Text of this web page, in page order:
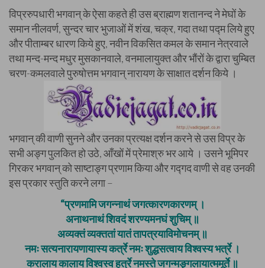
विप्ररुपधारी भगवान् के ऐसा कहते ही उस ब्राह्मण शतानन्द ने मेघों के
समान नीलवर्ण, सुन्दर चार भुजाओं में शंख, चक्र, गदा तथा पद्म लिये हुए
और पीताम्बर धारण किये हुए, नवीन विकसित कमल के समान नेत्रवाले
तथा मन्द-मन्द मधुर मुसकानवाले, वनमालायुक्त और भौंरों के द्वारा चुम्बित
चरण-कमलवाले पुरुषोत्तम भगवान् नारायण के साक्षात दर्शन किये ।
भगवान् की वाणी सुनने और उनका प्रत्यक्ष दर्शन करने से उस विप्र के
सभी अङ्ग पुलकित हो उठे, आँखों में प्रेमाश्रु भर आये । उसने भूमिपर
गिरकर भगवान् को साष्टाङ्ग प्रणाम किया और गद्गद वाणी से वह उनकी
इस प्रकार स्तुति करने लगा –
“प्रणमामि जगन्नाथं जगत्कारणकारणम् ।
अनाथनाथं शिवदं शरण्यमनघं शुचिम् ॥
अव्यक्तं व्यक्ततां यातं तापत्रयाविमोचनम् ॥
नमः सत्यनारायणायास्य कर्त्रे नमः शुद्धसत्वाय विश्वस्य भर्त्रे ।
करालाय कालाय विश्वस्व हर्त्रे नमस्ते जगन्मङ्गलायात्ममूर्ते ॥